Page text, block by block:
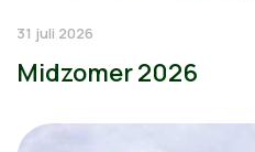
31 juli 2026
Midzomer 2026